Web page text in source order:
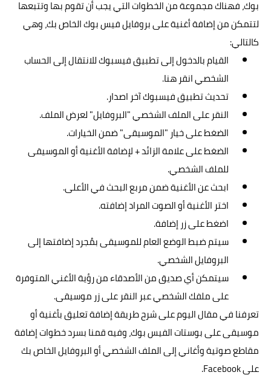
بوك، فهناك مجموعة من الخطوات التي يجب أن تقوم بها وتتبعها
لتتمكن من إضافة أغنية على بروفايل فيس بوك الخاص بك، وهي
كالتالي:
القيام بالدخول إلى تطبيق فيسبوك للانتقال إلى الحساب
الشخصيانقر هنا.
تحديث تطبيق فيسبوك آخر اصدار.
النقر على الملف الشخصي "البروفايل" لعرض الملف.
الضغط على خيار "الموسيقى" ضمن الخيارات.
الضغط على علامة الزائد + لإضافة الأغنية أو الموسيقى
للملف الشخصي.
ابحث عن الأغنية ضمن مربع البحث في الأعلى.
اختر الأغنية أو الصوت المراد إضافته.
اضغط على زر إضافة.
سيتم ضبط الوضع العام للموسيقى بمُجرد إضافتها إلى
البروفايل الشخصي.
سيتمكن أي صديق من الأصدقاء من رؤية الأغني المتوفرة
على ملفك الشخصي عبر النقر على زر موسيقى.
تعرفنا في مقال اليوم على شرح طريقة إضافة تعليق بأغنية أو
موسيقى على بوستات الفيس بوك، وفيه قمنا بسرد خطوات إضافة
مقاطع صوتية وأغاني إلى الملف الشخصي أو البروفايل الخاص بك
على Facebook.